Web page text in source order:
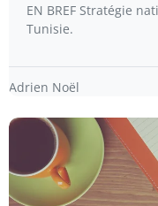
EN BREF Stratégie
Tunisie.
Adrien Noël